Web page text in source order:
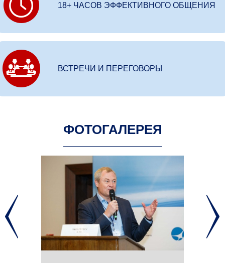
18+ ЧАСОВ ЭФФЕКТИВНОГО ОБЩЕНИЯ
ВСТРЕЧИ И ПЕРЕГОВОРЫ
ФОТОГАЛЕРЕЯ